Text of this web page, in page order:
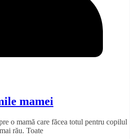
mamei
o mamă care făcea totul pentru copilul
rău. Toate